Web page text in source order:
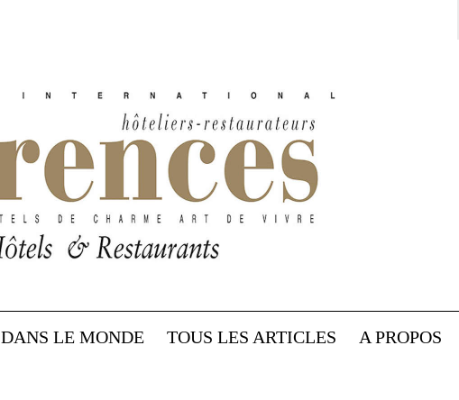
DANS LE MONDE TOUS LES ARTICLES A PROPOS